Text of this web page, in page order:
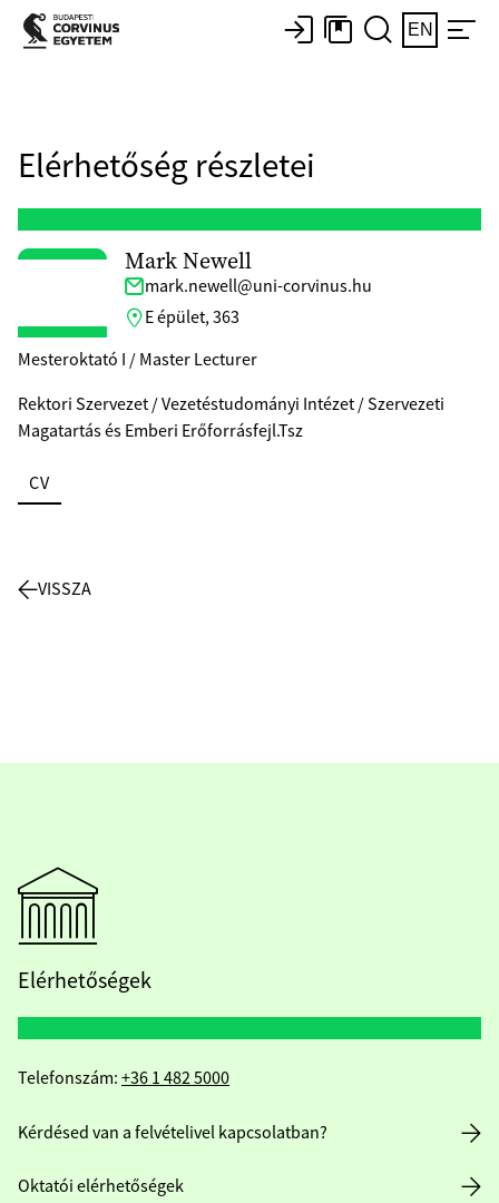
EN
Elérhetőség részletei
Mark Newell
mark.newell@uni-corvinus.hu
E épület, 363
Mesteroktató I / Master Lecturer
Rektori Szervezet / Vezetéstudományi Intézet / Szervezeti
Magatartás és Emberi Erőforrásfejl.Tsz
CV
VISSZA
Elérhetőségek
Telefonszám: +36 1 482 5000
Kérdésed van a felvételivel kapcsolatban?
Oktatói elérhetőségek